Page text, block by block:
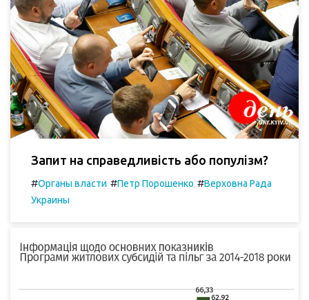
Запит на справедливість або популізм?
#Органы власти #Петр Порошенко #Верховна Рада
Украины